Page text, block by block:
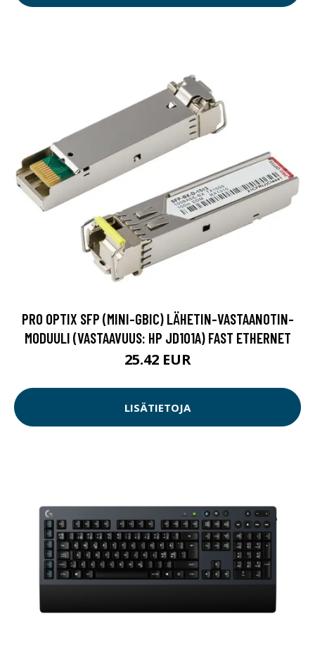
PRO OPTIX SFP (MINI-GBIC) LÄHETIN-VASTAANOTIN-
MODUULI (VASTAAVUUS: HP JD101A) FAST ETHERNET
25.42 EUR
LISÄTIETOJA